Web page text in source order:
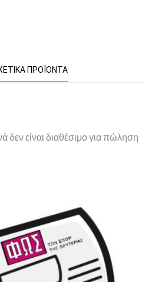
ΠΡΟΪΌΝΤΑ
δεν είναι διαθέσιμο για πώληση